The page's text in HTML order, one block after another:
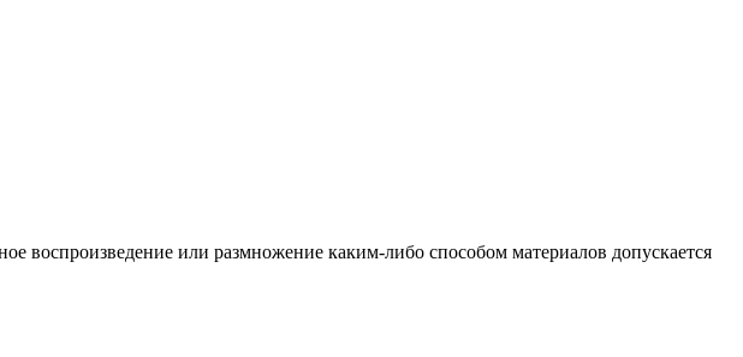
или размножение каким-либо способом материалов допускается